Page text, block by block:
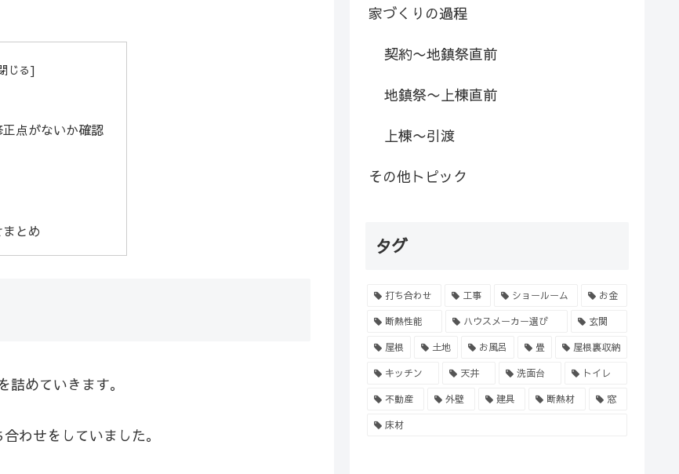
点がないか確認
とめ
めていきます。
わせをしていました。
家づくりの過程
契約〜地鎮祭直前
地鎮祭〜上棟直前
上棟〜引渡
その他トピック
タグ
打ち合わせ 工事 ショールーム お金
断熱性能 ハウスメーカー選び 玄関
屋根 土地 お風呂 畳 屋根裏収納
キッチン 天井 洗面台 トイレ
不動産 外壁 建具 断熱材 窓
床材